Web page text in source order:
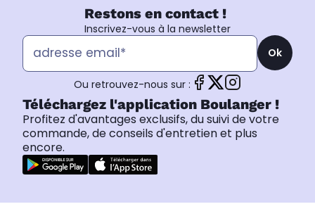
Restons en contact !
Inscrivez-vous à la newsletter
Ok
Ou retrouvez-nous sur :
Téléchargez l'application Boulanger !
Profitez d'avantages exclusifs, du suivi de votre
commande, de conseils d'entretien et plus
encore.